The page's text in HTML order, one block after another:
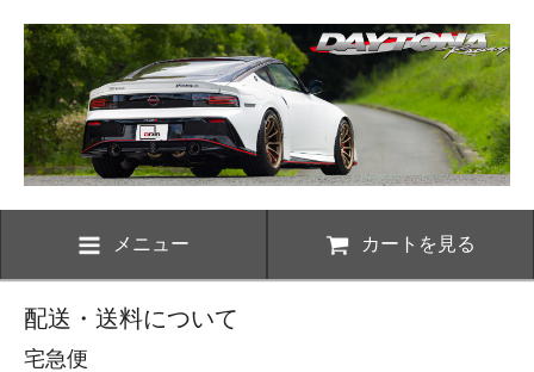
メニュー カートを見る
配送・送料について
宅急便